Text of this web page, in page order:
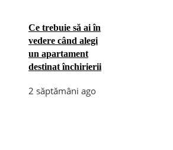
Ce trebuie să ai în
vedere când alegi
un apartament
destinat închirierii
2 săptămâni ago